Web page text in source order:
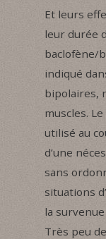
Et leurs
leur durée
baclofène/
indiqué
bipolaires,
muscles.
utilisé au
d’une
sans
situations
la
Très peu